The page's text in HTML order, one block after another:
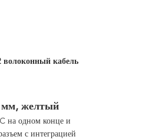
кабель
мм, желтый
на одном конце и
с интеграцией